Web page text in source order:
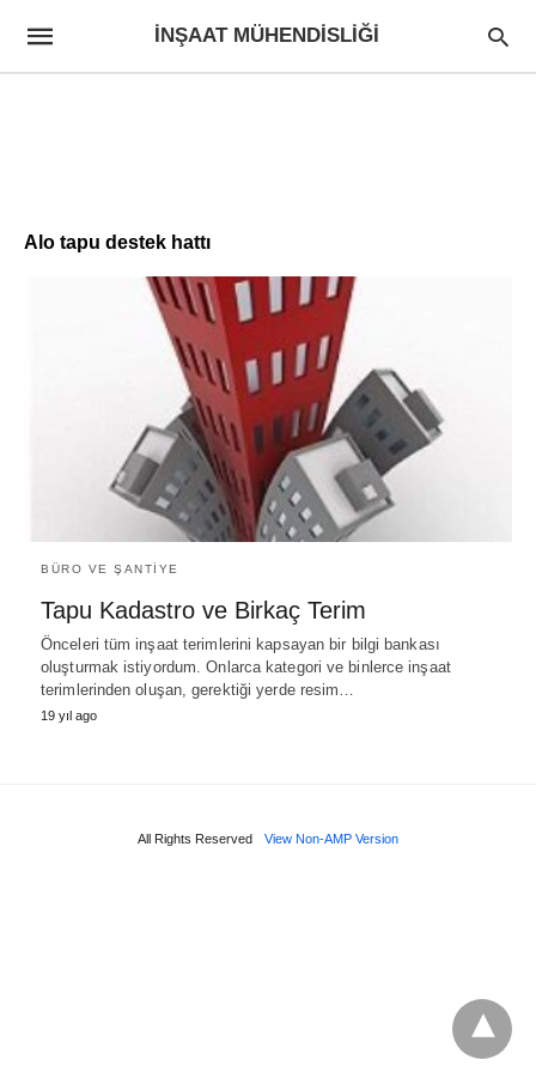
İNŞAAT MÜHENDISLIĞI
Alo tapu destek hattı
BÜRO VE ŞANTIYE
Tapu Kadastro ve Birkaç Terim
Önceleri tüm inşaat terimlerini kapsayan bir bilgi bankası
oluşturmak istiyordum. Onlarca kategori ve binlerce inşaat
terimlerinden oluşan, gerektiği yerde resim…
19 yıl ago
All Rights Reserved View Non-AMP Version